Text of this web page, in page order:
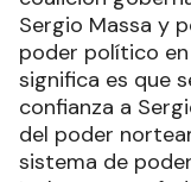
Sergio Massa y
poder político
significa es que
confianza a
del poder
sistema de